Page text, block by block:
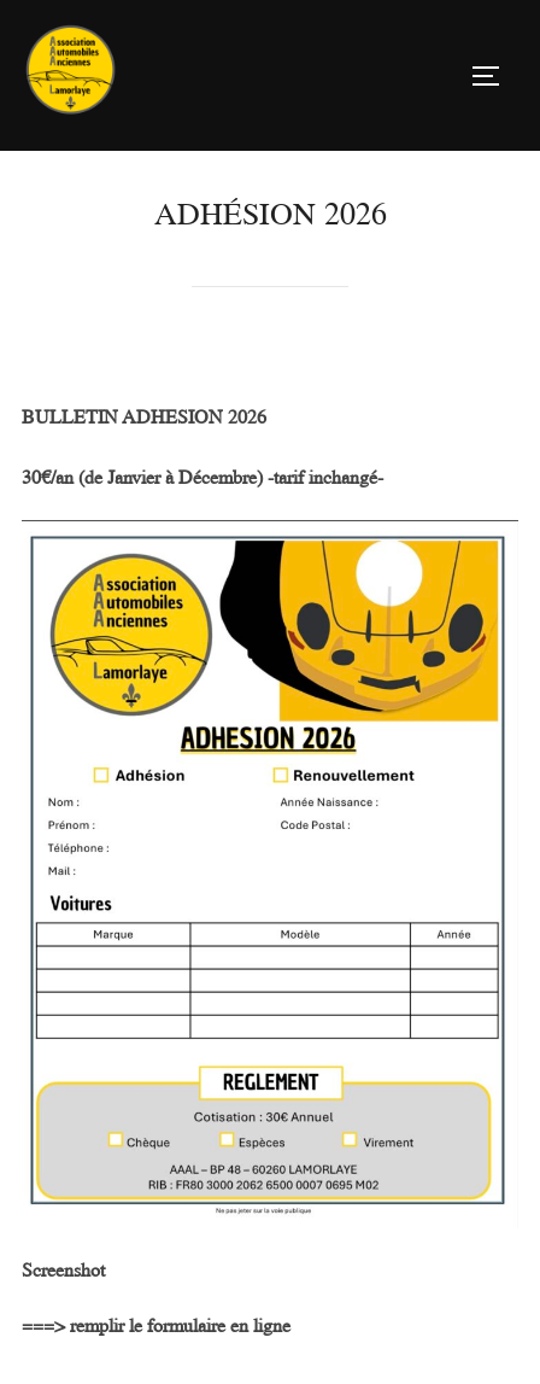
contenu
ADHÉSION 2026
BULLETIN ADHESION 2026
30€/an (de Janvier à Décembre) -tarif inchangé-
Screenshot
===> remplir le formulaire en ligne